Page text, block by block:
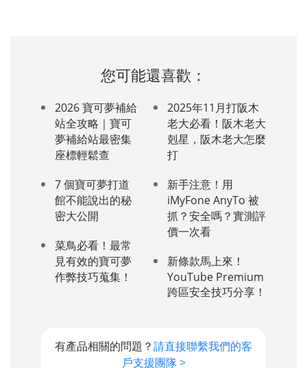
您可能還喜歡：
2026 寶可夢補給
站全攻略｜寶可
夢補給站最密集
座標輕鬆查
7 個寶可夢打道
館不能說出的秘
密大公開
菜鳥必看！最常
見有效的寶可夢
作弊技巧蒐集！
2025年11月打阪木
老大必看！阪木老大
剋星，阪木老大怎麼
打
新手注意！用
iMyFone AnyTo 被
抓？安全嗎？實測評
價一次看
新條款馬上來！
YouTube Premium
跨區安全技巧分享！
有產品相關的問題？請直接聯繫我們的客
戶支援團隊 >